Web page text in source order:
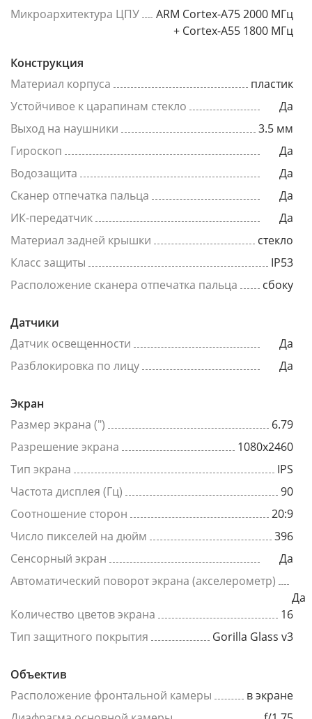
Микроархитектура ЦПУ
ARM Cortex-A75 2000 МГц
+ Cortex-A55 1800 МГц
Конструкция
Материал корпуса
пластик
Устойчивое к царапинам стекло
Да
Выход на наушники
3.5 мм
Гироскоп
Да
Водозащита
Да
Сканер отпечатка пальца
Да
ИК-передатчик
Да
Материал задней крышки
стекло
Класс защиты
IP53
Расположение сканера отпечатка пальца
сбоку
Датчики
Датчик освещенности
Да
Разблокировка по лицу
Да
Экран
Размер экрана (")
6.79
Разрешение экрана
1080x2460
Тип экрана
IPS
Частота дисплея (Гц)
90
Соотношение сторон
20:9
Число пикселей на дюйм
396
Сенсорный экран
Да
Автоматический поворот экрана (акселерометр)
Да
Количество цветов экрана
16
Тип защитного покрытия
Gorilla Glass v3
Объектив
Расположение фронтальной камеры
в экране